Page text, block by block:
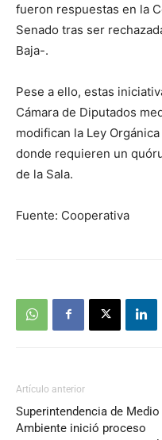
fueron respuestas en la
Senado tras ser
Baja-.
Pese a ello, estas
Cámara de Diputados
modifican la Ley
donde requieren un
de la Sala.
Fuente: Cooperativa
Artículo anterior
Superintendencia de Medio
Ambiente inició proceso